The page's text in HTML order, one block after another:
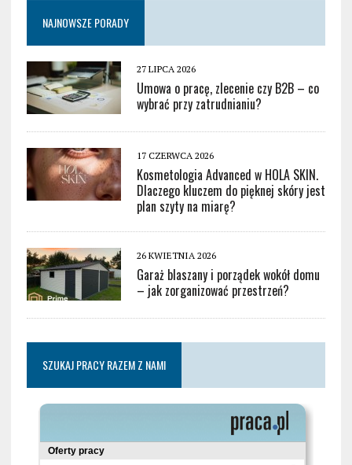
NAJNOWSZE PORADY
27 LIPCA 2026
Umowa o pracę, zlecenie czy B2B – co
wybrać przy zatrudnianiu?
17 CZERWCA 2026
Kosmetologia Advanced w HOLA SKIN.
Dlaczego kluczem do pięknej skóry jest
plan szyty na miarę?
26 KWIETNIA 2026
Garaż blaszany i porządek wokół domu
– jak zorganizować przestrzeń?
SZUKAJ PRACY RAZEM Z NAMI